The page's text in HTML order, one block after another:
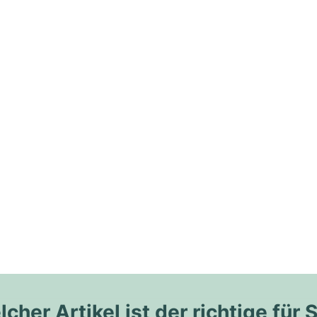
Artikel ist der richtige für